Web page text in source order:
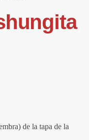
de la tapa de la